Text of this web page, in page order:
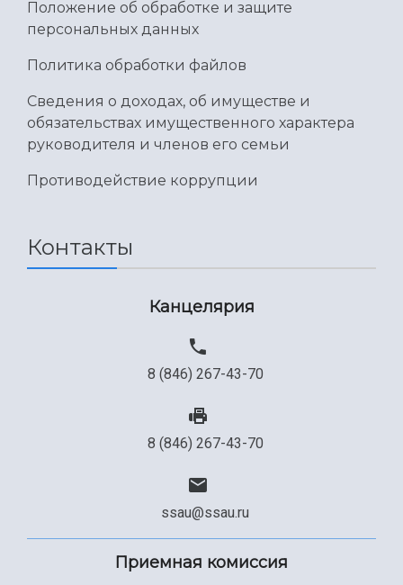
Международный межвузовский кампус
Сведения об образовательной организации
Официальные документы
Положение об обработке и защите
персональных данных
Политика обработки файлов
Сведения о доходах, об имуществе и
обязательствах имущественного характера
руководителя и членов его семьи
Противодействие коррупции
Контакты
Канцелярия
8 (846) 267-43-70
8 (846) 267-43-70
ssau@ssau.ru
Приемная комиссия